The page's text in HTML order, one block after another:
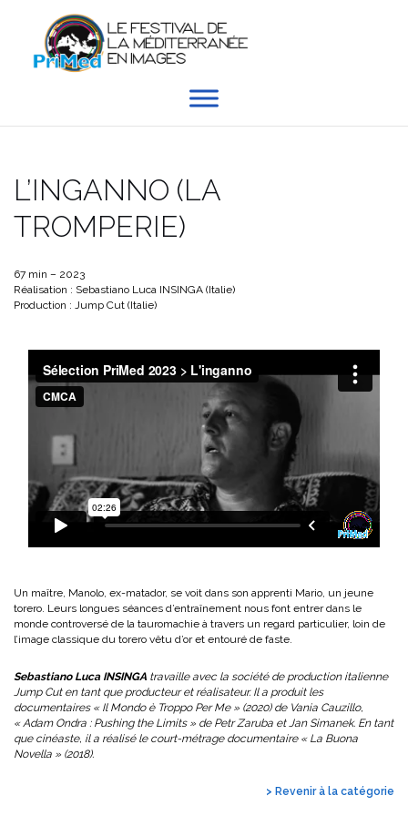
contenu
L’INGANNO (LA
TROMPERIE)
67 min – 2023
Réalisation : Sebastiano Luca INSINGA (Italie)
Production : Jump Cut (Italie)
Un maître, Manolo, ex-matador, se voit dans son apprenti Mario, un jeune
torero. Leurs longues séances d’entraînement nous font entrer dans le
monde controversé de la tauromachie à travers un regard particulier, loin de
l’image classique du torero vêtu d’or et entouré de faste.
Sebastiano Luca INSINGA travaille avec la société de production italienne
Jump Cut en tant que producteur et réalisateur. Il a produit les
documentaires « Il Mondo è Troppo Per Me » (2020) de Vania Cauzillo,
« Adam Ondra : Pushing the Limits » de Petr Zaruba et Jan Simanek. En tant
que cinéaste, il a réalisé le court-métrage documentaire « La Buona
Novella » (2018).
> Revenir à la catégorie